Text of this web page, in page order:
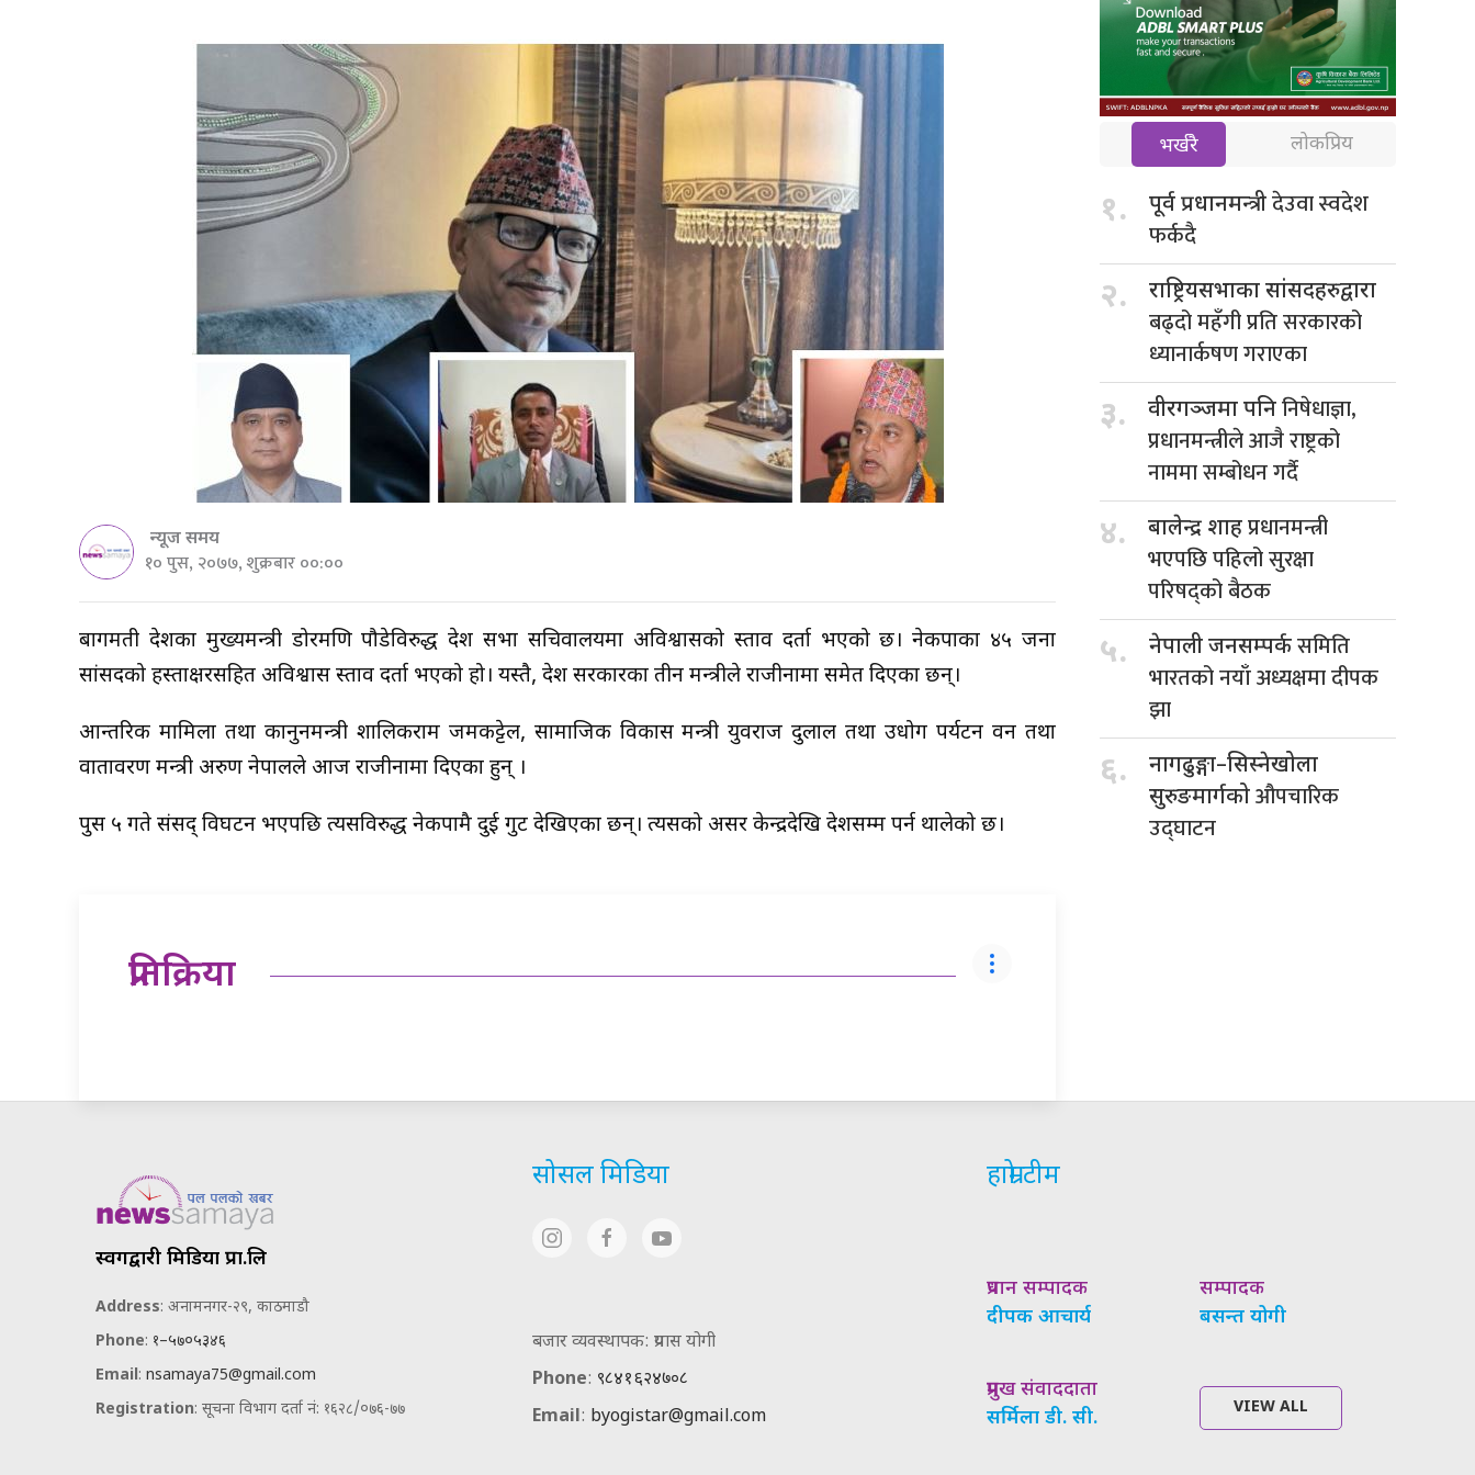
न्यूज समय
१० पुस, २०७७, शुक्रबार ००:००
बागमती प्रदेशका मुख्यमन्त्री डोरमणि पौडेविरुद्ध प्रदेश सभा सचिवालयमा अविश्वासको प्रस्ताव दर्ता भएको छ। नेकपाका ४५ जना
सांसदको हस्ताक्षरसहित अविश्वास प्रस्ताव दर्ता भएको हो। यस्तै, प्रदेश सरकारका तीन मन्त्रीले राजीनामा समेत दिएका छन्।
आन्तरिक मामिला तथा कानुनमन्त्री शालिकराम जमकट्टेल, सामाजिक विकास मन्त्री युवराज दुलाल तथा उधोग पर्यटन वन तथा
वातावरण मन्त्री अरुण नेपालले आज राजीनामा दिएका हुन् ।
पुस ५ गते संसद् विघटन भएपछि त्यसविरुद्ध नेकपामै दुई गुट देखिएका छन्। त्यसको असर केन्द्रदेखि प्रदेशसम्म पर्न थालेको छ।
प्रतिक्रिया
भर्खरै लोकप्रिय
१. पूर्व प्रधानमन्त्रीदेउवा स्वदेश
फर्कदै
२. राष्ट्रियसभाका सांसदहरुद्वारा
बढ्दो महँगी प्रति सरकारको
ध्यानार्कषण गराएका
३. वीरगञ्जमा पनिनिषेधाज्ञा,
प्रधानमन्त्रीले आजै राष्ट्रको
नाममा सम्बोधन गर्दै
४. बालेन्द्र शाहप्रधानमन्त्री
भएपछि पहिलो सुरक्षा
परिषद्को बैठक
५. नेपाली जनसम्पर्कसमिति
भारतको नयाँ अध्यक्षमा दीपक
झा
६.
नागढुङ्गा–सिस्नेखोला
सुरुङमार्गकोऔपचारिक
उद्घाटन
स्वर्गद्वारी मिडिया प्रा.लि
Address: अनामनगर-२९, काठमाडौ
Phone: १–५७०५३४६
Email: nsamaya75@gmail.com
Registration: सूचना विभाग दर्ता नं: १६२८/०७६-७७
सोसल मिडिया
बजार व्यवस्थापक: प्रयास योगी
Phone: ९८४१६२४७०८
Email: byogistar@gmail.com
हाम्रो टीम
प्रधान सम्पादक
दीपक आचार्य
सम्पादक
बसन्त योगी
प्रमुख संवाददाता
सर्मिला डी. सी.
VIEW ALL